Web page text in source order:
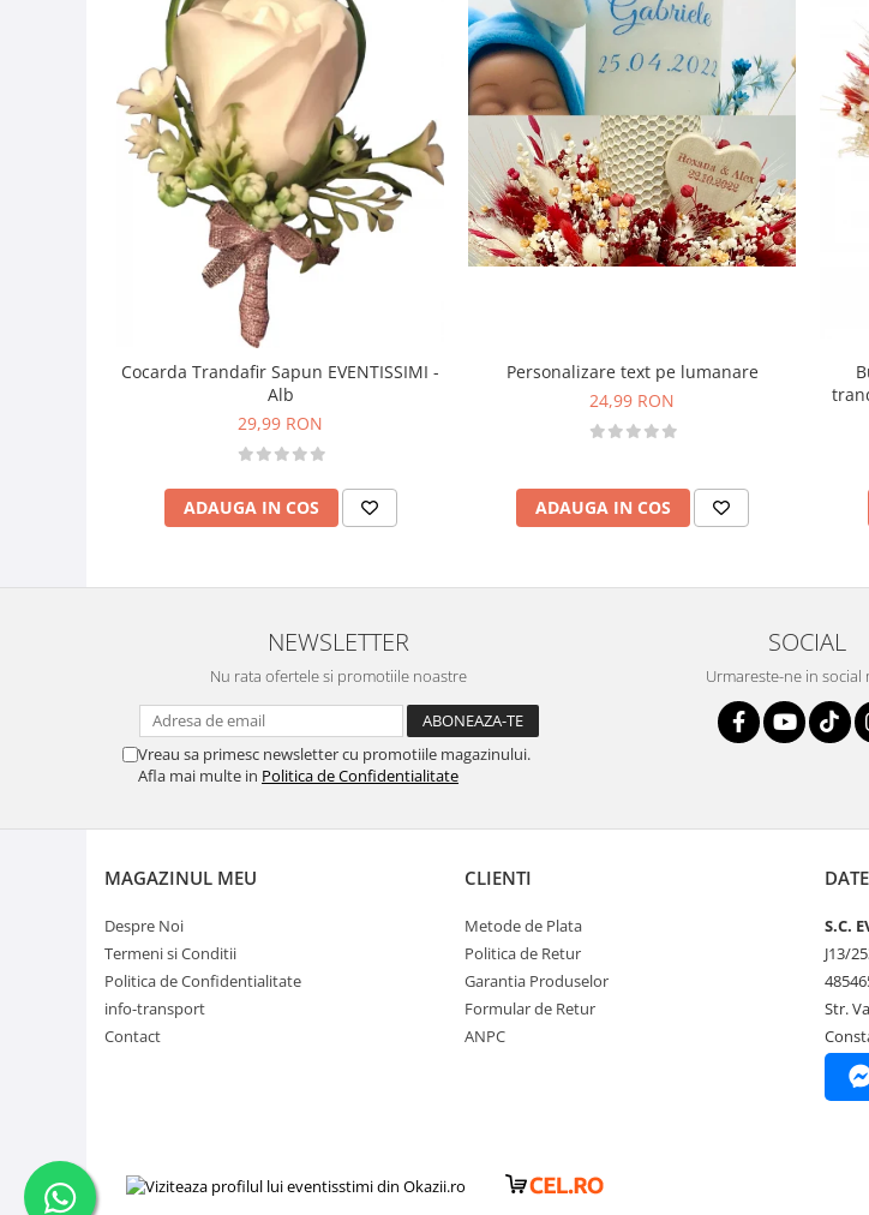
Cocarda Trandafir Sapun EVENTISSIMI -
Alb
29,99 RON
ADAUGA IN COS
Personalizare text pe lumanare
24,99 RON
ADAUGA IN COS
NEWSLETTER
Nu rata ofertele si promotiile noastre
Vreau sa primesc newsletter cu promotiile magazinului.
Afla mai multe in Politica de Confidentialitate
SOCIAL
Urmareste-ne in social
MAGAZINUL MEU
Despre Noi
Termeni si Conditii
Politica de Confidentialitate
info-transport
Contact
CLIENTI
Metode de Plata
Politica de Retur
Garantia Produselor
Formular de Retur
ANPC
S.C.
J13/
Str.